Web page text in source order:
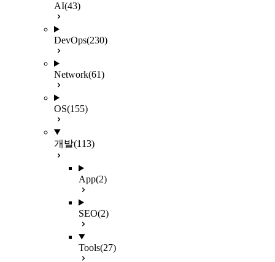
AI(43)
DevOps(230)
Network(61)
OS(155)
개발(113)
App(2)
SEO(2)
Tools(27)